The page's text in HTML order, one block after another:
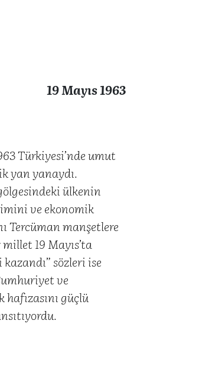
19 Mayıs 1963
Türkiyesi’nde umut
yan yanaydı.
ülkenin
ve ekonomik
Tercüman manşetlere
19 Mayıs’ta
sözleri ise
ve
hafızasını güçlü